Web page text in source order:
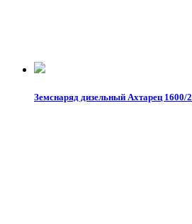
Земснаряд дизельный Ахтарец